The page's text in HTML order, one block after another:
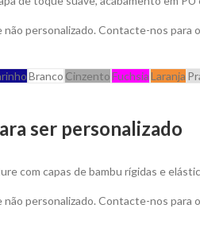
personalizado. Contacte-nos
Branco CinzentoFuchsiaLaranja
ser personalizado
com capas de bambu rígidas e
personalizado. Contacte-nos